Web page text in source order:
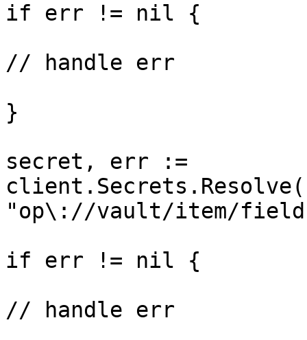
if err != nil {
// handle err
}
secret, err :=
"op\://vault/item/
if err != nil {
// handle err